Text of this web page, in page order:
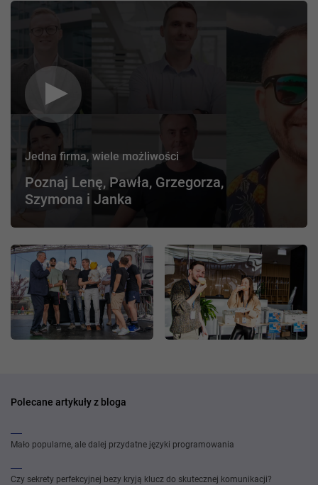
Jedna firma, wiele możliwości
Poznaj Lenę, Pawła, Grzegorza,
Szymona i Janka
Polecane artykuły z bloga
Mało popularne, ale dalej przydatne języki programowania
Czy sekrety perfekcyjnej bezy kryją klucz do skutecznej komunikacji?